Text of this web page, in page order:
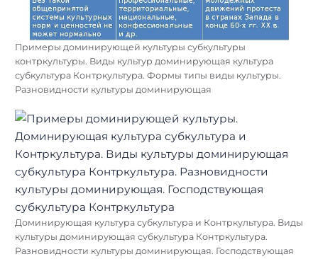
Примеры доминирующей культуры субкультуры
контркультуры. Виды культур доминирующая культура
субкультура Контркультура. Формы типы виды культуры.
Разновидности культуры доминирующая
Доминирующая культура субкультура и Контркультура. Виды
культуры доминирующая субкультура Контркультура.
Разновидности культуры доминирующая. Господствующая